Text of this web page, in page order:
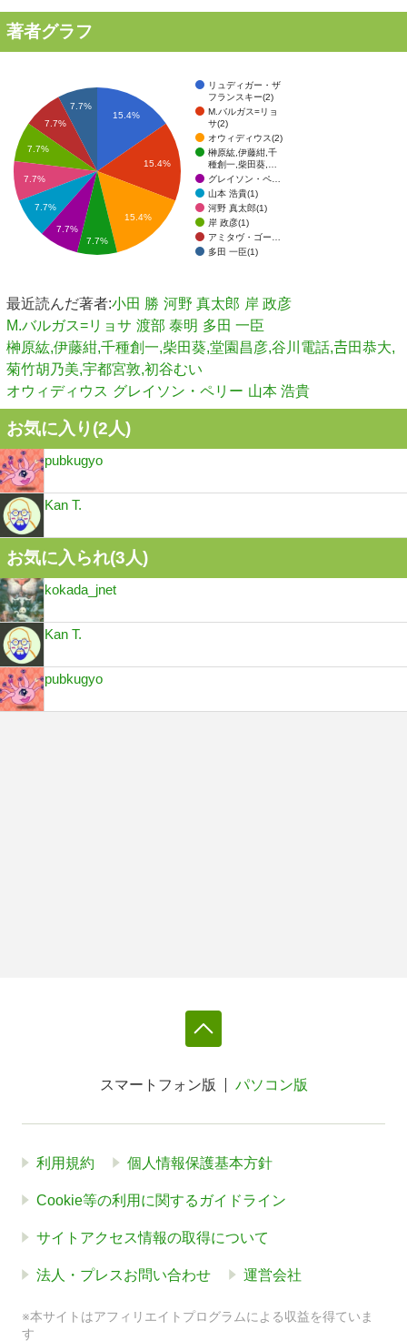
著者グラフ
リュディガー・ザ
フランスキー(2)
M.バルガス=リョ
サ(2)
オウィディウス(2)
榊原紘,伊藤紺,千
種創一,柴田葵,…
グレイソン・ペ…
山本 浩貴(1)
河野 真太郎(1)
岸 政彦(1)
アミタヴ・ゴー…
多田 一臣(1)
15.4%
15.4%
15.4%
7.7%
7.7%
7.7%
7.7%
7.7%
7.7%
7.7%
最近読んだ著者:小田 勝 河野 真太郎 岸 政彦
M.バルガス=リョサ 渡部 泰明 多田 一臣
榊原紘,伊藤紺,千種創一,柴田葵,堂園昌彦,谷川電話,𠮷田恭大,
菊竹胡乃美,宇都宮敦,初谷むい
オウィディウス グレイソン・ペリー 山本 浩貴
お気に入り(2人)
pubkugyo
Kan T.
お気に入られ(3人)
kokada_jnet
Kan T.
pubkugyo
スマートフォン版 パソコン版
利用規約 個人情報保護基本方針
Cookie等の利用に関するガイドライン
サイトアクセス情報の取得について
法人・プレスお問い合わせ 運営会社
※本サイトはアフィリエイトプログラムによる収益を得ていま
す